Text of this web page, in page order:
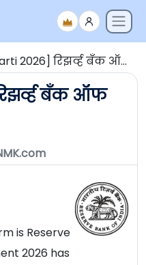
रिझर्व्ह बँक ऑफ इंडिया भरती 2026
बँक ऑफ
is Reserve
2026 has